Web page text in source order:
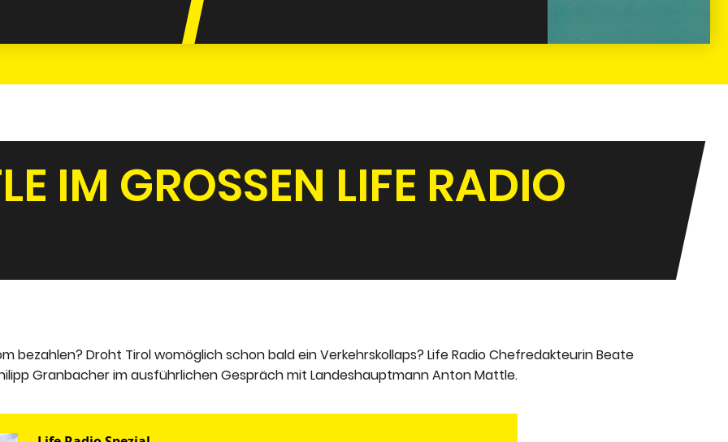
IM GROSSEN LIFE RADIO I
bezahlen? Droht Tirol womöglich schon bald ein Verkehrskollaps? Life Radio Chefredakteurin Beate
Granbacher im ausführlichen Gespräch mit Landeshauptmann Anton Mattle.